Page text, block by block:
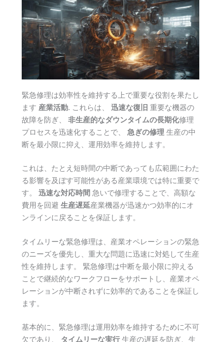
緊急修理は効率性を維持する上で重要な役割を果たし
ます 産業活動. これらは、 迅速な復旧 重要な機器の
故障を防ぎ、 非生産的なダウンタイムの長期化修理
プロセスを迅速化することで、 急ぎの修理 生産の中
断を最小限に抑え、運用効率を維持します。
これは、たとえ短時間の中断であっても広範囲にわた
る影響を及ぼす可能性がある産業環境では特に重要で
す。 迅速な対応時間 急いで修理することで、高額な
費用を回避 生産遅延産業機器が迅速かつ効率的にオ
ンラインに戻ることを保証します。
タイムリーな緊急修理は、産業オペレーションの緊急
のニーズを優先し、重大な問題に迅速に対処して生産
性を維持します。 緊急修理は中断を最小限に抑える
ことで継続的なワークフローをサポートし、産業オペ
レーションが中断されずに効率的であることを保証し
ます。
基本的に、緊急修理は運用効率を維持するために不可
欠であり、 タイムリーな実行 生産の遅延を防ぎ、生